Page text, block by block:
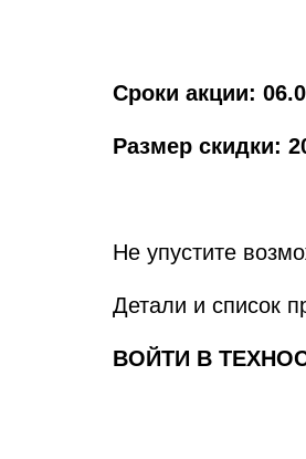
Сроки акции:
Размер скидки:
Не упустите
Детали и список
ВОЙТИ В